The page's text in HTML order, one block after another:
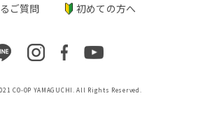
ご質問 初めての方へ
CO-OP YAMAGUCHI. All Rights Reserved.